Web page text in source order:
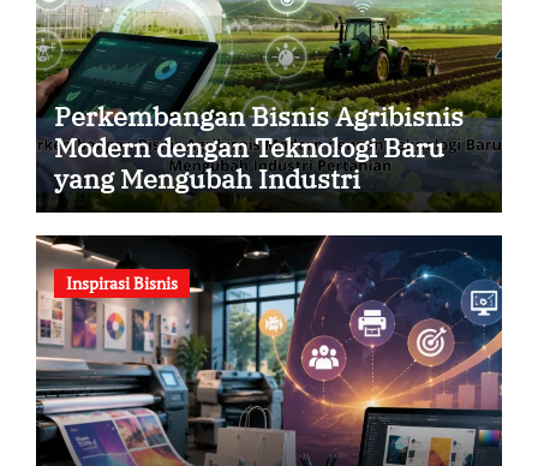
Perkembangan Bisnis Agribisnis
Modern dengan Teknologi Baru
yang Mengubah Industri
Pertanian
Inspirasi Bisnis